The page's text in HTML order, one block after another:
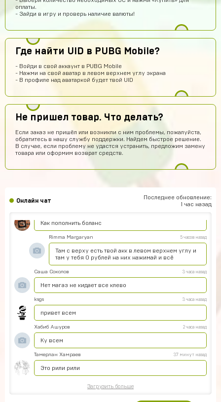
оплаты.
- Зайди в игру и проверь наличие валюты!
Где найти UID в PUBG Mobile?
- Войди в свой аккаунт в PUBG Mobile
- Нажми на свой аватар в левом верхнем углу экрана
- В профиле над аватаркой будет твой UID
Не пришел товар. Что делать?
Если заказ не пришёл или возникли с ним проблемы, пожалуйста,
обратитесь в нашу службу поддержки. Найдем быстрое решение.
В случае, если проблему не удастся устранить, предложим замену
товара или оформим возврат средств.
Онлайн чат
Последнее обновление:
1 час назад
TOP
Альбина Хамадишина
Помогите пж я ввёл не правильный эмаил но за аккаунт
Техническая поддержка
Обратитесь к нам в поддержку по контактам,
представленным на сайте. Вам обязательно
помогут получить заказ.
ЕК
8 часов назад
Топ сайт!
Илья Чупраков
Подскажите как решить проблему с оплатой через
телефон, вечная загрузка
Артём Пащенко
Как пополнить боланс
Rimma Margaryan 5 часов назад
Там с верху есть твой акк в левом верхнем углу и
там у тебя 0 рублей на них нажимай и всё
Саша Соколов 3 часа назад
Нет магаз не кидает все клево
ksgs 3 часа назад
привет всем
Хабиб Ашуров 2 часа назад
Ку всем
Тамерлан Хамраев 37 минут назад
Это рили рили
Загрузить больше